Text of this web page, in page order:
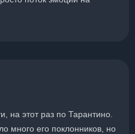
на этот раз по Тарантино.
много его поклонников, но